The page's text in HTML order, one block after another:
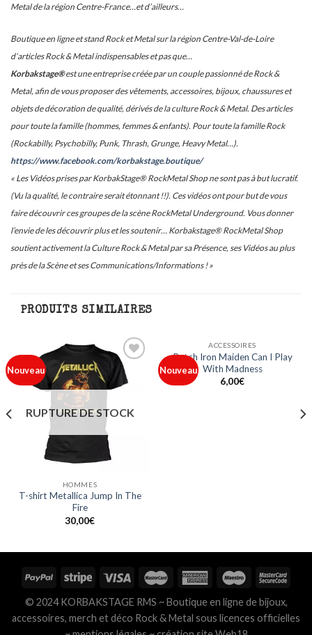
Metal de la région Centre-France…et d’ailleurs…
Boutique en ligne et stand Rock et Metal sur la région Centre-Val-de-Loire
d’articles Rock & Metal indispensables et pas que…
Korbakstage®est une entreprise créée par un couple passionné de Rock &
Metal, afin de vous proposer des vêtements, accessoires, bijoux, chaussures et
objets de décoration de qualité, dérivés de la culture Rock & Metal. Des articles
pour toute la famille (hommes, femmes & enfants). Pour toute la famille Rock
(Rockabilly, Psychobilly, Punk, Thrash, Grunge, Heavy Metal…).
https://www.facebook.com/korbakstage.boutique/
« Les Vidéos prises par KorbakStage® RockMetal Shop ne sont pas à but lucratif.
(Vu la qualité, le contraire serait étonnant !!). Ces vidéos ont pour but de vous
faire découvrir ces groupes de la scène RockMetal Underground. Vous donner
l’envie de les découvrir plus et les soutenir… Korbakstage® RockMetal Shop
soutient activement la Culture Rock & Metal par sa Présence, ses Vidéos au plus
près de la Scène et ses Communications/Informations ! »
PRODUITS SIMILAIRES
Nouveau
Ajouter
à ma
liste
RUPTURE DE STOCK
HOMMES
T-shirt Metallica Jump In The
Fire
30,00€
Nouveau
ACCESSOIRES
Patch Iron Maiden Can I Play
With Madness
6,00€
© 2024 KORBAKSTAGE RMS ~ Boutique en ligne de bijoux,
accessoires, merch et déco Rock & Metal sous licences officielles